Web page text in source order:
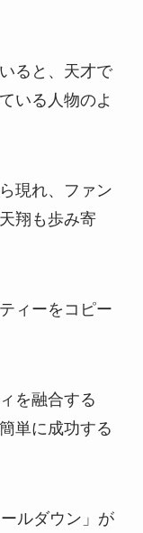
ると、天才で
いる人物のよ
現れ、ファン
翔も歩み寄
ィーをコピー
を融合する
単に成功する
ルダウン」が